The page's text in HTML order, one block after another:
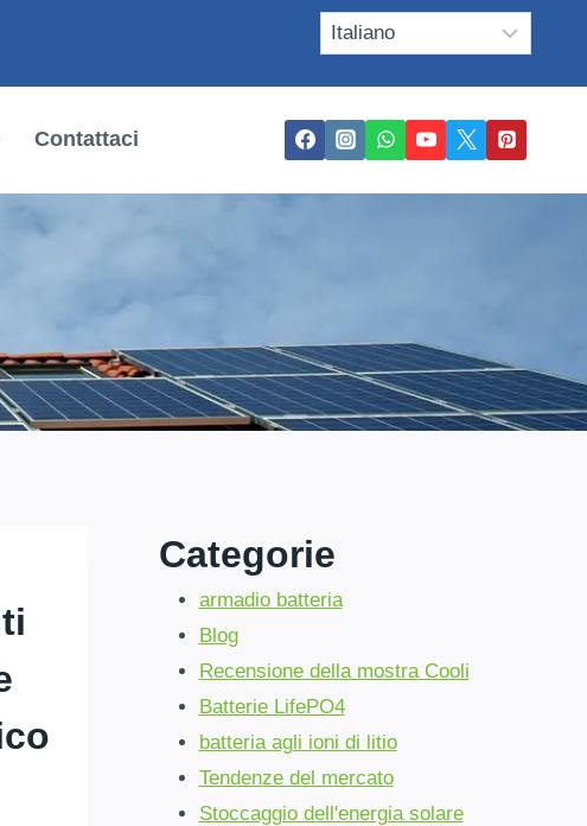
Contattaci
Categorie
armadio batteria
Blog
Recensione della mostra Cooli
Batterie LifePO4
batteria agli ioni di litio
Tendenze del mercato
Stoccaggio dell'energia solare